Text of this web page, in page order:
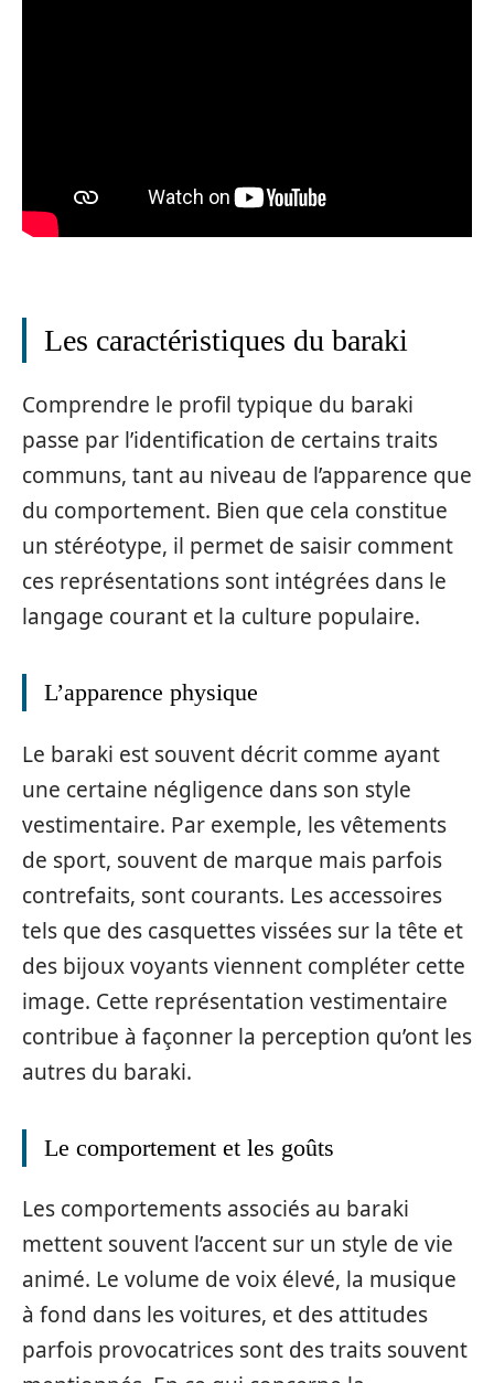
Les caractéristiques du baraki
Comprendre le profil typique du baraki
passe par l’identification de certains traits
communs, tant au niveau de l’apparence que
du comportement. Bien que cela constitue
un stéréotype, il permet de saisir comment
ces représentations sont intégrées dans le
langage courant et la culture populaire.
L’apparence physique
Le baraki est souvent décrit comme ayant
une certaine négligence dans son style
vestimentaire. Par exemple, les vêtements
de sport, souvent de marque mais parfois
contrefaits, sont courants. Les accessoires
tels que des casquettes vissées sur la tête et
des bijoux voyants viennent compléter cette
image. Cette représentation vestimentaire
contribue à façonner la perception qu’ont les
autres du baraki.
Le comportement et les goûts
Les comportements associés au baraki
mettent souvent l’accent sur un style de vie
animé. Le volume de voix élevé, la musique
à fond dans les voitures, et des attitudes
parfois provocatrices sont des traits souvent